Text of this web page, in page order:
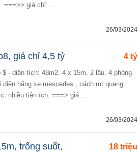
===>> giá chỉ: ...
26/03/2024
4 tỷ
giá chỉ 4,5 tỷ
hãng xe mescedes , cách mt quang
nhiều tiện ích. ===> giá ...
26/03/2024
18 triệu
trống suốt,